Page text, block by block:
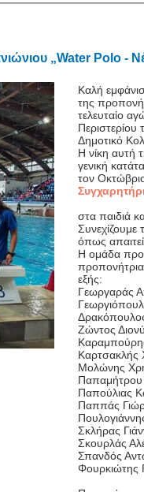
„Water Polo -
Καλή
της
τελευταίο
Δημοτικό
Η νίκη αυτή
γενική
τον
στα παιδιά
Συνεχίζουμε
όπως
Η ομάδα
εξής:
Γεωργαράς
Ζώντος
Καρτσακλής
Μολώνης
Παπαμήτρου
Παπούλιας
Παππάς
Σκλήρας
Σκουρλάς
Σπανδός
Φουρκιώτης